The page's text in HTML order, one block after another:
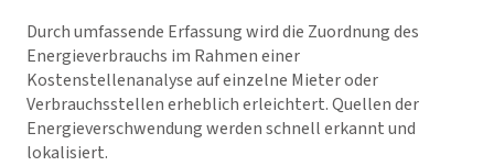
Durch umfassende Erfassung wird die Zuordnung des
Energieverbrauchs im Rahmen einer
Kostenstellenanalyse auf einzelne Mieter oder
Verbrauchsstellen erheblich erleichtert. Quellen der
Energieverschwendung werden schnell erkannt und
lokalisiert.